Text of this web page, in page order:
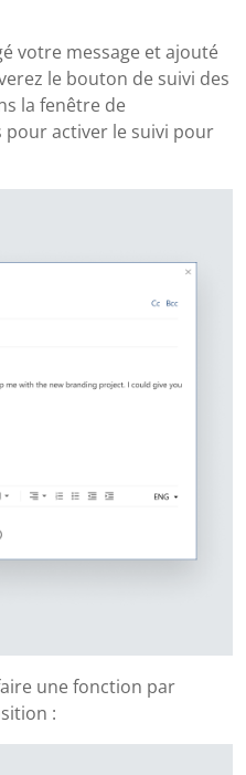
votre message et ajouté
le bouton de suivi des
la fenêtre de
pour activer le suivi pour
une fonction par
: